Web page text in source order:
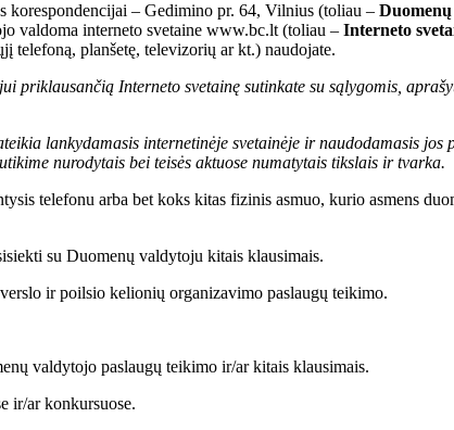
korespondencijai – Gedimino pr. 64, Vilnius (toliau –
valdoma interneto svetaine www.bc.lt (toliau – Interneto
telefoną, planšetę, televizorių ar kt.) naudojate.
Interneto svetainę sutinkate su sąlygomis,
lankydamasis internetinėje svetainėje ir naudodamasis jos
nurodytais bei teisės aktuose numatytais tikslais ir tvarka.
telefonu arba bet koks kitas fizinis asmuo, kurio asmens
su Duomenų valdytoju kitais klausimais.
ir poilsio kelionių organizavimo paslaugų teikimo.
valdytojo paslaugų teikimo ir/ar kitais klausimais.
ir/ar konkursuose.